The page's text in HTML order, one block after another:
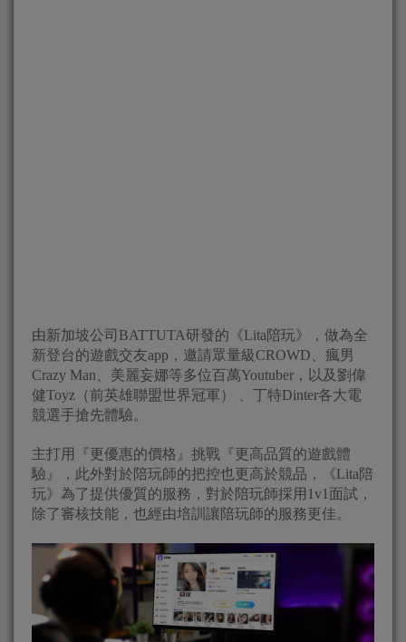
由新加坡公司BATTUTA研發的《Lita陪玩》，做為全
新登台的遊戲交友app，邀請眾量級CROWD、瘋男
Crazy Man、美麗妄娜等多位百萬Youtuber，以及劉偉
健Toyz（前英雄聯盟世界冠軍） 、丁特Dinter各大電
競選手搶先體驗。
主打用『更優惠的價格』挑戰『更高品質的遊戲體
驗』，此外對於陪玩師的把控也更高於競品，《Lita陪
玩》為了提供優質的服務，對於陪玩師採用1v1面試，
除了審核技能，也經由培訓讓陪玩師的服務更佳。